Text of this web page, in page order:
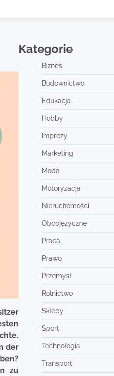
der
zu
Kategorie
Biznes
Budownictwo
Edukacja
Hobby
Imprezy
Marketing
Moda
Motoryzacja
Nieruchomości
Obcojęzyczne
Praca
Prawo
Przemysł
Rolnictwo
Sklepy
Sport
Technologia
Transport